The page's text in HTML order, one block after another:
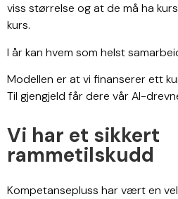
viss størrelse og at de må ha
kurs.
I år kan hvem som helst
Modellen er at vi finanserer ett
Til gjengjeld får dere vår AI-
Vi har et sikkert
rammetilskudd
Kompetansepluss har vært en